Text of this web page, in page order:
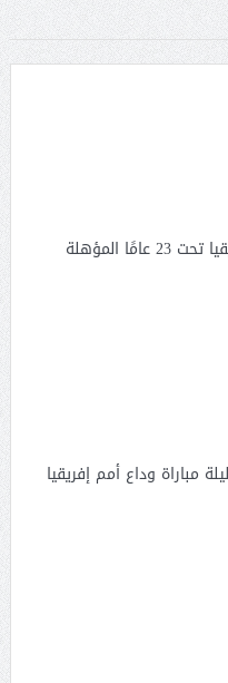
اتحاد الكرة يطلب استضافة أمم إفريقيا تحت 23 عامًا المؤهلة
مباراة وداع أمم إفريقيا